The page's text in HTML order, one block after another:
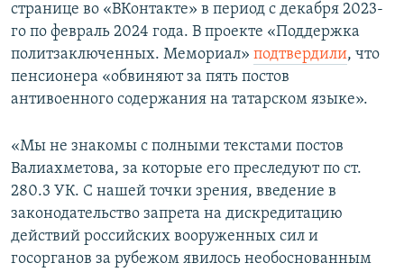
странице во «ВКонтакте» в период с декабря 2023-
го по февраль 2024 года. В проекте «Поддержка
политзаключенных. Мемориал» подтвердили, что
пенсионера «обвиняют за пять постов
антивоенного содержания на татарском языке».
«Мы не знакомы с полными текстами постов
Валиахметова, за которые его преследуют по ст.
280.3 УК. С нашей точки зрения, введение в
законодательство запрета на дискредитацию
действий российских вооруженных сил и
госорганов за рубежом явилось необоснованным